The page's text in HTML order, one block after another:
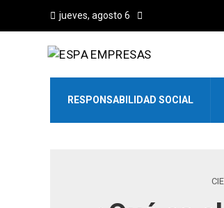
jueves, agosto 6
RESPONSABILIDAD SOCIAL